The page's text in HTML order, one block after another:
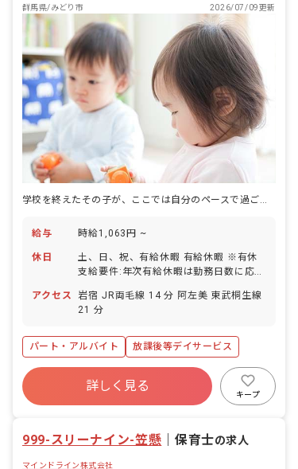
群馬県/みどり市
2026/07/09更新
給与 時給1,063円 ~
休日
土、日、祝、有給休暇 有給休暇 ※有休
支給要件:年次有給休暇は勤務日数に応じ
アクセス
岩宿 JR両毛線 14 分 阿左美 東武桐生線
21 分
パート・アルバイト 放課後等デイサービス
詳しく見る
キープ
999-スリーナイン-笠懸 保育士の求人
マインドライン株式会社